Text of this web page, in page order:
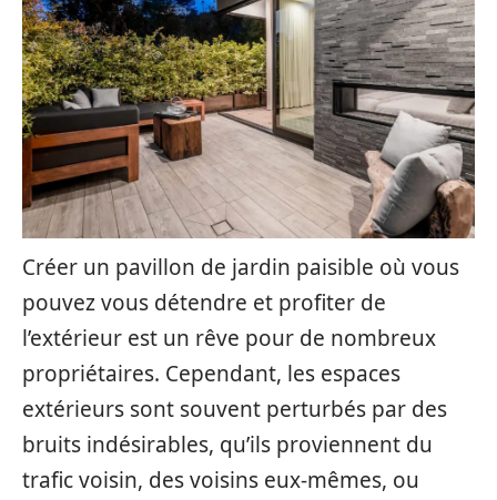
Créer un pavillon de jardin paisible où vous
pouvez vous détendre et profiter de
l’extérieur est un rêve pour de nombreux
propriétaires. Cependant, les espaces
extérieurs sont souvent perturbés par des
bruits indésirables, qu’ils proviennent du
trafic voisin, des voisins eux-mêmes, ou